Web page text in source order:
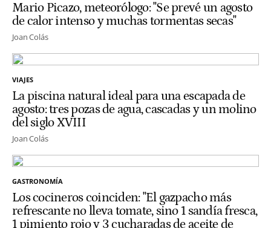
Mario Picazo, meteorólogo: "Se prevé un agosto
de calor intenso y muchas tormentas secas"
Joan Colás
VIAJES
La piscina natural ideal para una escapada de
agosto: tres pozas de agua, cascadas y un molino
del siglo XVIII
Joan Colás
GASTRONOMÍA
Los cocineros coinciden: "El gazpacho más
refrescante no lleva tomate, sino 1 sandía fresca,
1 pimiento rojo y 3 cucharadas de aceite de